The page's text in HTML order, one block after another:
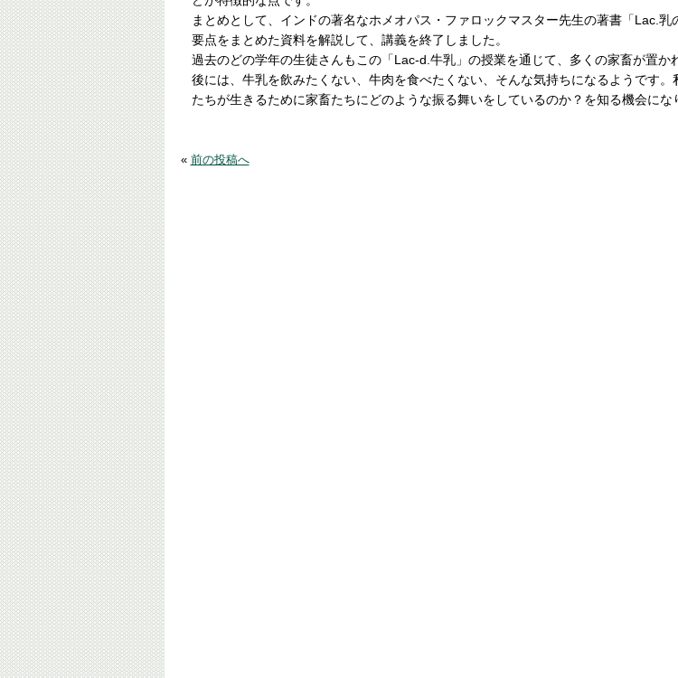
まとめとして、インドの著名なホメオパス・ファロックマスター先生の著書「Lac.乳
要点をまとめた資料を解説して、講義を終了しました。
過去のどの学年の生徒さんもこの「Lac-d.牛乳」の授業を通じて、多くの家畜が置か
後には、牛乳を飲みたくない、牛肉を食べたくない、そんな気持ちになるようです。
たちが生きるために家畜たちにどのような振る舞いをしているのか？を知る機会にな
« 前の投稿へ